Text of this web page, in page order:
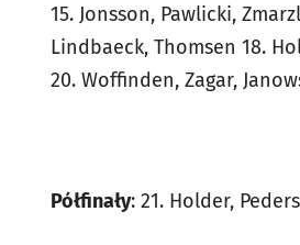
15. Jonsson, Pawlicki,
Lindbaeck, Thomsen 18.
20. Woffinden, Zagar,
Półfinały: 21. Holder,